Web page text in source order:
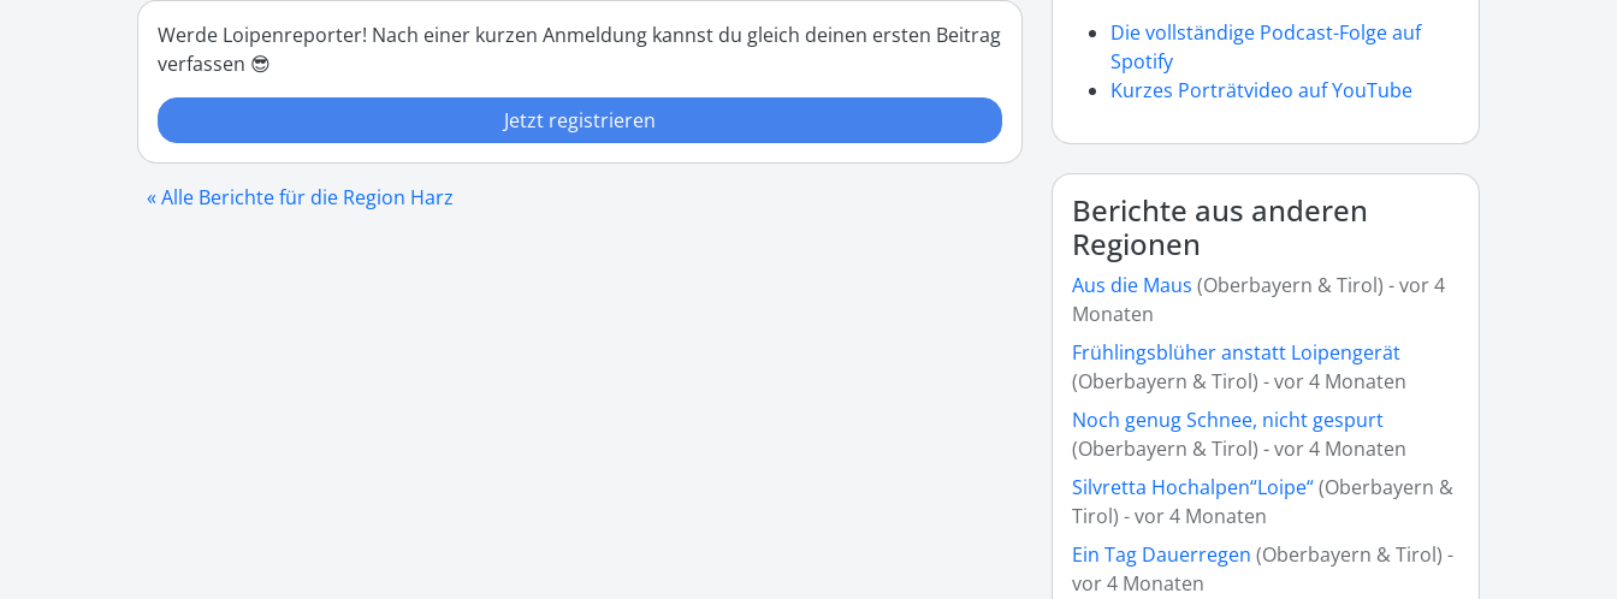
Werde Loipenreporter! Nach einer kurzen Anmeldung kannst du gleich deinen ersten Beitrag
verfassen 😎
Jetzt registrieren
« Alle Berichte für die Region Harz
Die vollständige Podcast-Folge auf
Spotify
Kurzes Porträtvideo auf YouTube
Berichte aus anderen
Regionen
Aus die Maus (Oberbayern & Tirol) - vor 4
Monaten
Frühlingsblüher anstatt Loipengerät
(Oberbayern & Tirol) - vor 4 Monaten
Noch genug Schnee, nicht gespurt
(Oberbayern & Tirol) - vor 4 Monaten
Silvretta Hochalpen“Loipe“(Oberbayern &
Tirol) - vor 4 Monaten
Ein Tag Dauerregen (Oberbayern & Tirol) -
vor 4 Monaten